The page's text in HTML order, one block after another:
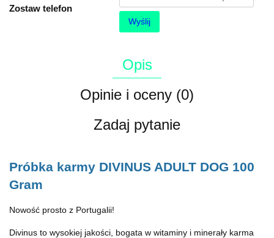
Zostaw telefon
Wyślij
Opis
Opinie i oceny (0)
Zadaj pytanie
Próbka karmy DIVINUS ADULT DOG 100
Gram
Nowość prosto z Portugalii!
Divinus to wysokiej jakości, bogata w witaminy i minerały karma